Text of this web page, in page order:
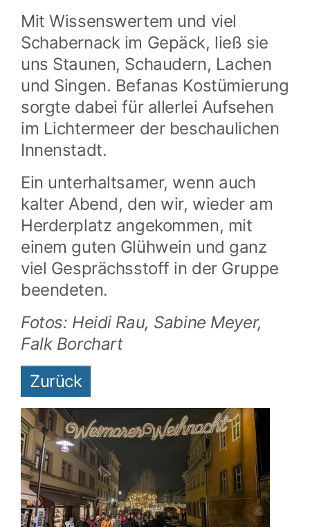
Mit Wissenswertem und viel
Schabernack im Gepäck, ließ sie
uns Staunen, Schaudern, Lachen
und Singen. Befanas Kostümierung
sorgte dabei für allerlei Aufsehen
im Lichtermeer der beschaulichen
Innenstadt.
Ein unterhaltsamer, wenn auch
kalter Abend, den wir, wieder am
Herderplatz angekommen, mit
einem guten Glühwein und ganz
viel Gesprächsstoff in der Gruppe
beendeten.
Fotos: Heidi Rau, Sabine Meyer,
Falk Borchart
Zurück